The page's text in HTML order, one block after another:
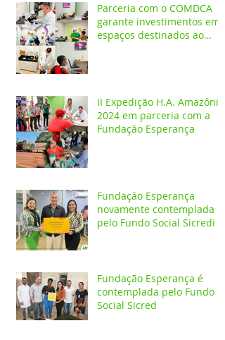
Parceria com o COMDCA
garante investimentos em
espaços destinados ao
II Expedição H.A. Amazônia
2024 em parceria com a
Fundação Esperança
Fundação Esperança
novamente contemplada
pelo Fundo Social Sicredi
Fundação Esperança é
contemplada pelo Fundo
Social Sicred